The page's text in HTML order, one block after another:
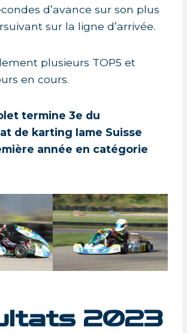
d’avance sur son plus
sur la ligne d’arrivée.
plusieurs TOP5 et
en cours.
termine 3e du
de karting Iame Suisse
année en catégorie
2023